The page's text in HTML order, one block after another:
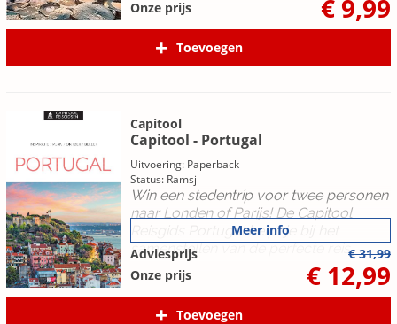
Onze prijs
€ 9,99
Toevoegen
Capitool
Capitool - Portugal
Uitvoering: Paperback
Status: Ramsj
Win een stedentrip voor twee personen
naar Londen of Parijs! De Capitool
Reisgids Portugal helpt je bij het
samenstellen van de perfecte reis.
Meer info
Adviesprijs
€ 31,99
Onze prijs
€ 12,99
Toevoegen